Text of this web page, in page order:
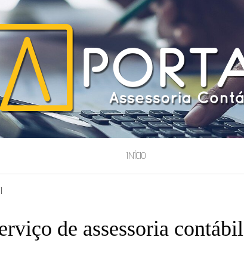
INÍCIO
de assessoria contábil